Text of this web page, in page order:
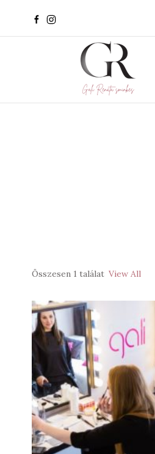
Összesen 1 találat View All